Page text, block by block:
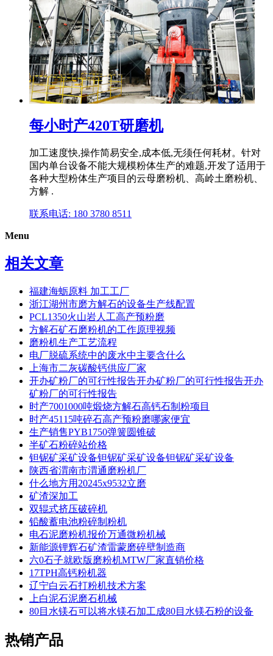
每小时产420T研磨机
加工速度快,操作简易安全,成本低,无须任何耗材。针对
国内单台设备不能大规模粉体生产的难题,开发了适用于
各种大型粉体生产项目的云母磨粉机、高岭土磨粉机、
方解 .
联系电话: 180 3780 8511
Menu
相关文章
福建海蛎原料 加工工厂
浙江湖州市磨方解石的设备生产线配置
PCL1350火山岩人工高产预粉磨
方解石矿石磨粉机的工作原理视频
磨粉机生产工艺流程
电厂脱硫系统中的废水中主要含什么
上海市二灰碳酸钙供应厂家
开办矿粉厂的可行性报告开办矿粉厂的可行性报告开办
矿粉厂的可行性报告
时产7001000吨煅烧方解石高钙石制粉项目
时产45115吨碎石高产预粉磨哪家便宜
生产销售PYB1750弹簧圆锥破
半矿石粉碎站价格
钽铌矿采矿设备钽铌矿采矿设备钽铌矿采矿设备
陕西省渭南市渭通磨粉机厂
什么地方用20245x9532立磨
矿渣深加工
双辊式挤压破碎机
铅酸蓄电池粉碎制粉机
电石泥磨粉机报价万通微粉机械
新能源锂辉石矿渣雷蒙磨碎壁制造商
六0石子就欧版磨粉机MTW厂家直销价格
17TPH高钙粉机器
辽宁白云石打粉机技术方案
上白泥石泥磨石机械
80目水镁石可以将水镁石加工成80目水镁石粉的设备
热销产品